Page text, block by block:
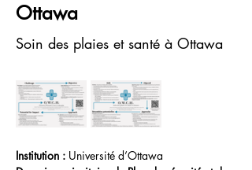
Ottawa
Soin des plaies et santé à Ottawa
Institution : Université d’Ottawa